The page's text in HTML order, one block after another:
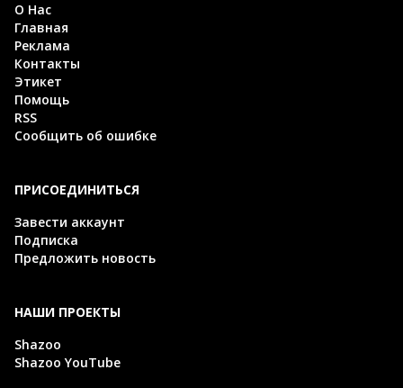
О Нас
Главная
Реклама
Контакты
Этикет
Помощь
RSS
Сообщить об ошибке
ПРИСОЕДИНИТЬСЯ
Завести аккаунт
Подписка
Предложить новость
НАШИ ПРОЕКТЫ
Shazoo
Shazoo YouTube